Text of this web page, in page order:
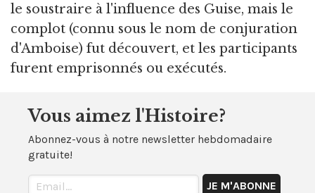
le soustraire à l'influence des Guise, mais le
complot (connu sous le nom de conjuration
d'Amboise) fut découvert, et les participants
furent emprisonnés ou exécutés.
Vous aimez l'Histoire?
Abonnez-vous à notre newsletter hebdomadaire
gratuite!